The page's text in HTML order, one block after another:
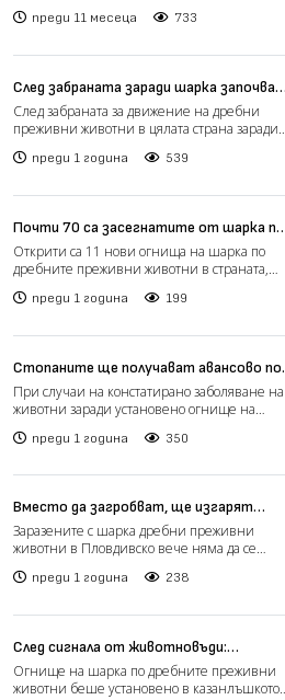
преди 11 месеца 733
След забраната заради шарка започва
акция срещу нелегалния превоз на
преживни животни (видео)
След забраната за движение на дребни
преживни животни в цялата страна заради
преди 1 година 539
Почти 70 са засегнатите от шарка по
дребните преживни животни
стопанства у нас (видео)
Открити са 11 нови огнища на шарка по
дребните преживни животни в страната,
преди 1 година 199
Стопаните ще получават авансово по
200 лв. на животно при огнище на шарка
При случаи на констатирано заболяване на
животни заради установено огнище на
преди 1 година 350
Вместо да загробват, ще изгарят
избитите животни от заразените с
шарка животни в Пловдивско
Заразените с шарка дребни преживни
животни в Пловдивско вече няма да се
преди 1 година 238
След сигнала от животновъди:
Умъртвиха стадото от 1000 овце в
Казанлъшко (видео)
Огнище на шарка по дребните преживни
животни беше установено в казанлъшкото